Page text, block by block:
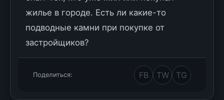
жилье в городе. Есть ли какие-то
подводные камни при покупке от
застройщиков?
Поделиться: FB TW TG